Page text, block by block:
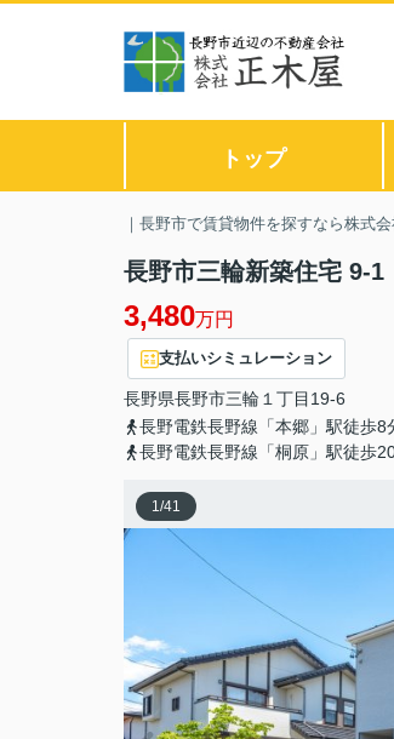
トップ
｜長野市で賃貸物件を探すなら株式
長野市三輪新築住宅 9-1
3,480万円
支払いシミュレーション
長野県長野市三輪 １丁目19-6
長野電鉄長野線「本郷」駅徒歩8
長野電鉄長野線「桐原」駅徒歩
1/41